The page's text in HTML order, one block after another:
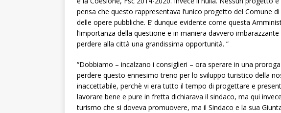
pensa che questo rappresentava l’unico progetto del Comune
delle opere pubbliche. E’ dunque evidente come questa
l’importanza della questione e in maniera davvero
perdere alla città una grandissima opportunità. ”
“Dobbiamo – incalzano i consiglieri – ora sperare in una
perdere questo ennesimo treno per lo sviluppo turistico della
inaccettabile, perchè vi era tutto il tempo di progettare e
lavorare bene e pure in fretta dichiarava il sindaco, ma qui
turismo che si doveva promuovere, ma il Sindaco e la sua